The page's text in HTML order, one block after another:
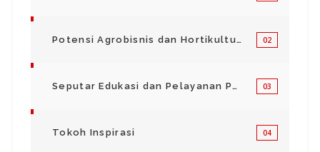
Potensi Agrobisnis dan Hortikultura 02
Seputar Edukasi dan Pelayanan Pendidikan 03
Tokoh Inspirasi 04